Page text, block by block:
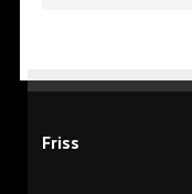
Friss